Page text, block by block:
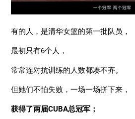
有的人，是清华女篮的第一批队员，
最初只有6个人，
常常连对抗训练的人数都凑不齐。
但她们不怕失败，一场一场拼下来，
获得了两届CUBA总冠军；